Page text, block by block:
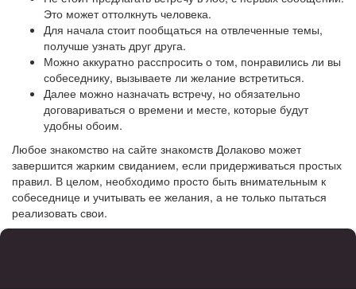
Это может оттолкнуть человека.
Для начала стоит пообщаться на отвлеченные темы,
получше узнать друг друга.
Можно аккуратно расспросить о том, понравились ли вы
собеседнику, вызываете ли желание встретиться.
Далее можно назначать встречу, но обязательно
договариваться о времени и месте, которые будут
удобны обоим.
Любое знакомство на сайте знакомств Долаково может
завершится жарким свиданием, если придерживаться простых
правил. В целом, необходимо просто быть внимательным к
собеседнице и учитывать ее желания, а не только пытаться
реализовать свои.